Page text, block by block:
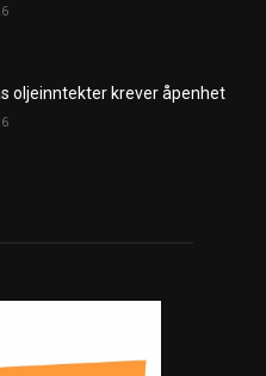
oljeinntekter krever åpenhet